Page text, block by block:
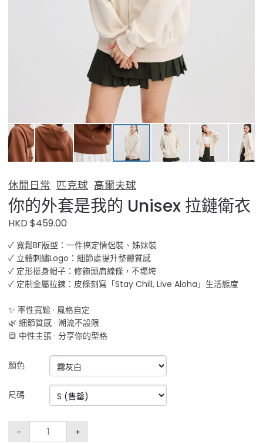
休閒日常 匹克球 高爾夫球
你的外套是我的 Unisex 拉鏈衛衣
HKD $459.00
✓ 寬鬆BF版型：一件搞定情侶裝、姊妹裝
✓ 立體刺繡Logo：細節處提升整體質感
✓ 定形挺身帽子：修飾頭肩線條，不塌垮
✓ 定制金屬拉鍊：皮條刻寫「Stay Chill, Live Aloha」生活態度
✨ 率性寬鬆 · 風格自定
🌿 細節質感 · 潮流不設限
🔳 中性主張 · 分享你的型格
顏色
尺碼
- +